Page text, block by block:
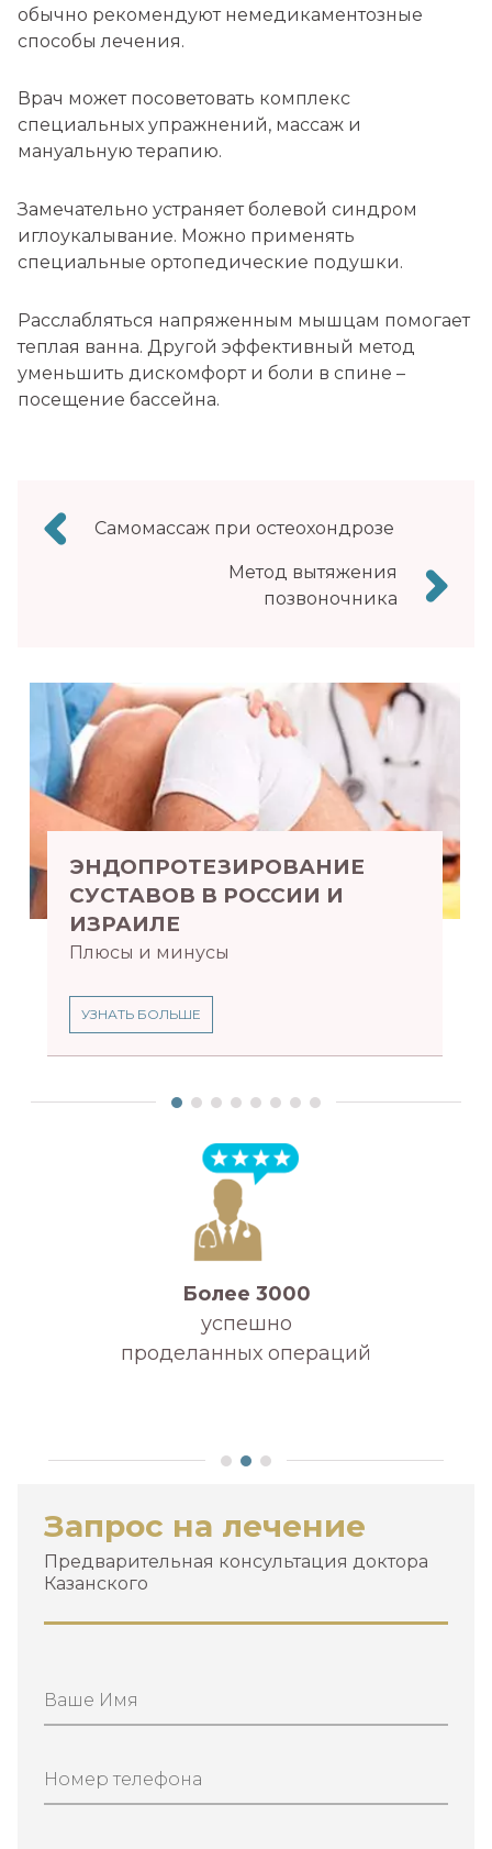
обычно рекомендуют немедикаментозные
способы лечения.
Врач может посоветовать комплекс
специальных упражнений, массаж и
мануальную терапию.
Замечательно устраняет болевой синдром
иглоукалывание. Можно применять
специальные ортопедические подушки.
Расслабляться напряженным мышцам помогает
теплая ванна. Другой эффективный метод
уменьшить дискомфорт и боли в спине –
посещение бассейна.
Навигация
по
Самомассаж при остеохондрозе
Метод вытяжения
позвоночника
ЭНДОПРОТЕЗИРОВАНИЕ
СУСТАВОВ В РОССИИ И
ИЗРАИЛЕ
Плюсы и минусы
УЗНАТЬ БОЛЬШЕ
Более 3000
успешно
проделанных операций
Запрос на лечение
Предварительная консультация доктора
Казанского
Ваше Имя
Номер телефона